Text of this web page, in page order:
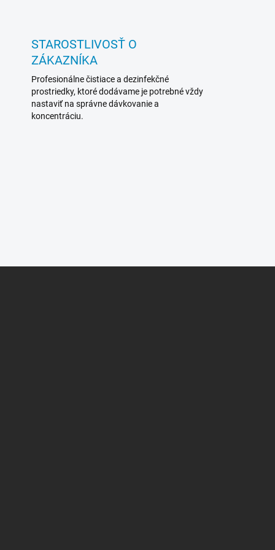
STAROSTLIVOSŤ O
ZÁKAZNÍKA
Profesionálne čistiace a dezinfekčné
prostriedky, ktoré dodávame je potrebné vždy
nastaviť na správne dávkovanie a
koncentráciu.